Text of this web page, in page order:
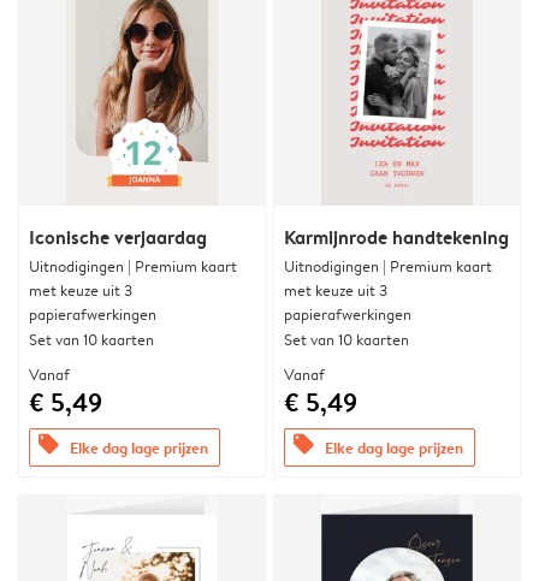
Iconische verjaardag
Uitnodigingen | Premium kaart
met keuze uit 3
papierafwerkingen
Set van 10 kaarten
Vanaf
€ 5,49
offers Elke dag lage prijzen
Karmijnrode handtekening
Uitnodigingen | Premium kaart
met keuze uit 3
papierafwerkingen
Set van 10 kaarten
Vanaf
€ 5,49
offers Elke dag lage prijzen